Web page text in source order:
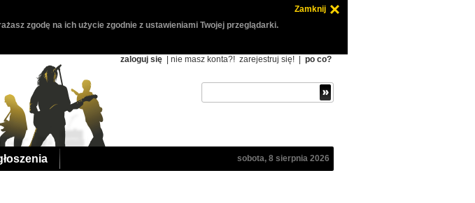
Zamknij
zgodę na ich użycie zgodnie z ustawieniami Twojej przeglądarki.
zaloguj się | nie masz konta?! zarejestruj się! po co?
sobota, 8 sierpnia 2026